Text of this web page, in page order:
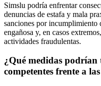
Simslu podría enfrentar
denuncias de estafa y mala
sanciones por incumplimiento
engañosa y, en casos
actividades fraudulentas.
¿Qué medidas
competentes frente a